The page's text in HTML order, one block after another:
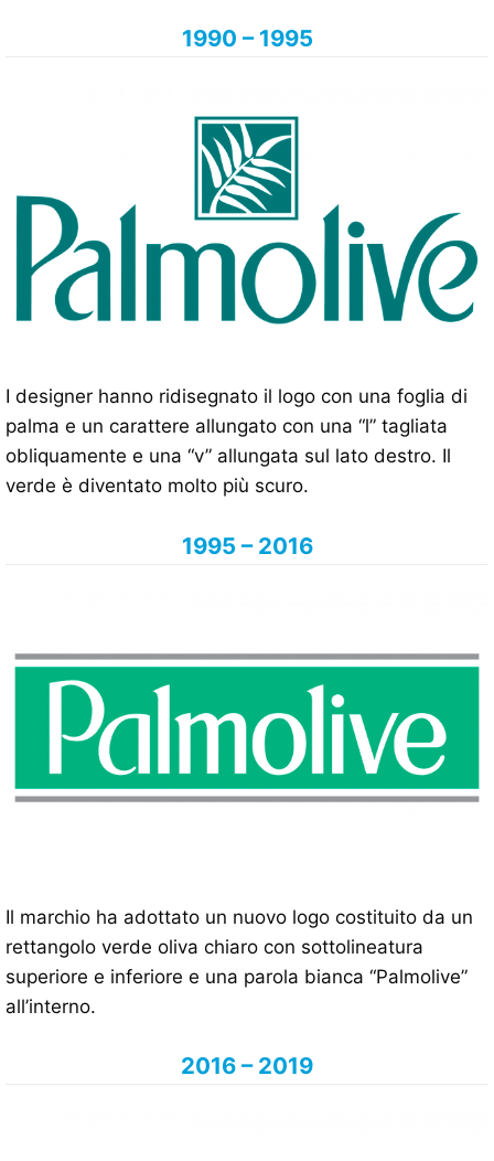
1990 – 1995
I designer hanno ridisegnato il logo con una foglia di
palma e un carattere allungato con una “l” tagliata
obliquamente e una “v” allungata sul lato destro. Il
verde è diventato molto più scuro.
1995 – 2016
Il marchio ha adottato un nuovo logo costituito da un
rettangolo verde oliva chiaro con sottolineatura
superiore e inferiore e una parola bianca “Palmolive”
all’interno.
2016 – 2019